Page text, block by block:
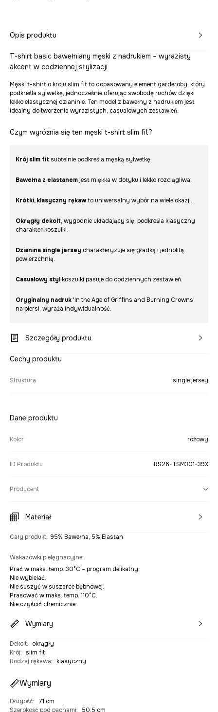
Opis produktu
T-shirt basic bawełniany męski z nadrukiem – wyrazisty
akcent w codziennej stylizacji
Męski t-shirt o kroju slim fit to dopasowany element garderoby, który
podkreśla sylwetkę, jednocześnie oferując swobodę ruchów dzięki
lekko elastycznej dzianinie. Ten model z bawełny z nadrukiem jest
idealny do tworzenia wyrazistych, casualowych zestawień.
Czym wyróżnia się ten męski t-shirt slim fit?
Krój slim fit subtelnie podkreśla męską sylwetkę.
Bawełna z elastanemjest miękka w dotyku i lekko rozciągliwa.
Krótki, klasyczny rękawto uniwersalny wybór na wiele okazji.
Okrągły dekolt, wygodnie układający się, podkreśla klasyczny
charakter koszulki.
Dzianina single jersey charakteryzuje się gładką i jednolitą
powierzchnią.
Casualowy styl koszulki pasuje do codziennych zestawień.
Oryginalny nadruk 'In the Age of Griffins and Burning Crowns'
na piersi, wyraża indywidualność.
Szczegóły produktu
Cechy produktu
Struktura single jersey
Dane produktu
Kolor różowy
ID Produktu RS26-TSM301-39X
Producent
Materiał
Cały produkt: 95% Bawełna, 5% Elastan
Wskazówki pielęgnacyjne:
Prać w maks. temp. 30°C – program delikatny.
Nie wybielać.
Nie suszyć w suszarce bębnowej.
Prasować w maks. temp. 110°C.
Nie czyścić chemicznie.
Wymiary
Dekolt:
okrągły
Krój:
slim fit
Rodzaj rękawa: klasyczny
Wymiary
Długość:
71 cm
Szerokość pod pachami: 50,5 cm